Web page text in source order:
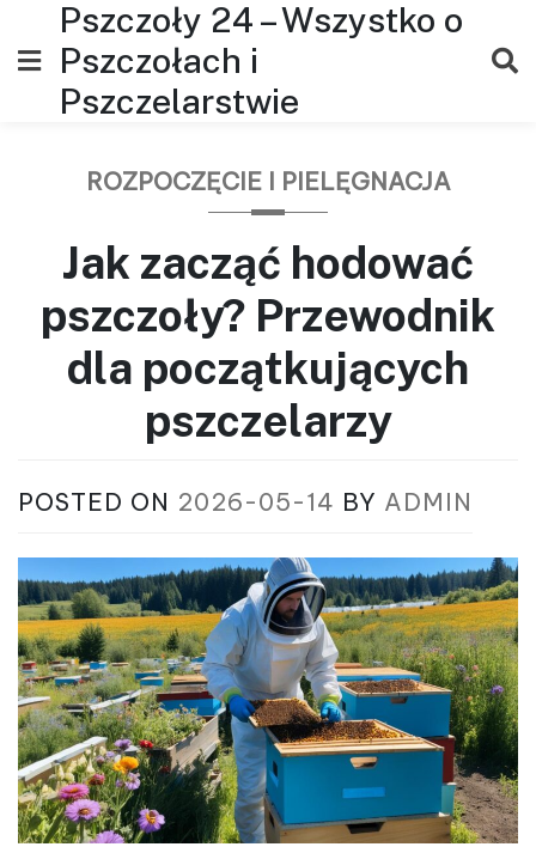
content
Pszczoły 24 – Wszystko o
Pszczołach i
Pszczelarstwie
ROZPOCZĘCIE I PIELĘGNACJA
Jak zacząć hodować
pszczoły? Przewodnik
dla początkujących
pszczelarzy
POSTED ON 2026-05-14 BY ADMIN